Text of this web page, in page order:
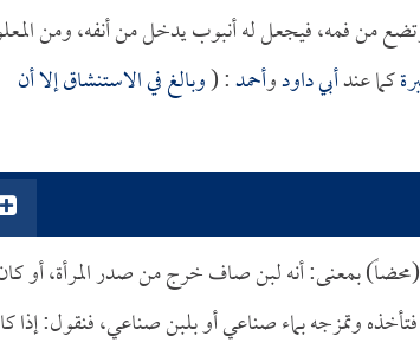
من فمه، فيجعل له أنبوب يدخل من أنفه، ومن
كما عندأبي داودوأحمد: (وبالغ في الاستنشاق إلا أن
بمعنى: أنه لبن صاف خرج من صدر المرأة، أو
فتأخذه وتمزجه بماء صناعي أو بلبن صناعي، فنقول: إذا